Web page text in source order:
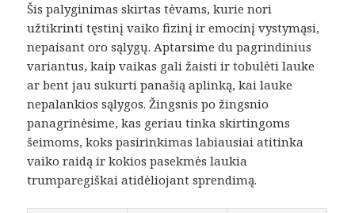
Šis palyginimas skirtas tėvams, kurie nori
užtikrinti tęstinį vaiko fizinį ir emocinį vystymąsi,
nepaisant oro sąlygų. Aptarsime du pagrindinius
variantus, kaip vaikas gali žaisti ir tobulėti lauke
ar bent jau sukurti panašią aplinką, kai lauke
nepalankios sąlygos. Žingsnis po žingsnio
panagrinėsime, kas geriau tinka skirtingoms
šeimoms, koks pasirinkimas labiausiai atitinka
vaiko raidą ir kokios pasekmės laukia
trumparegiškai atidėliojant sprendimą.